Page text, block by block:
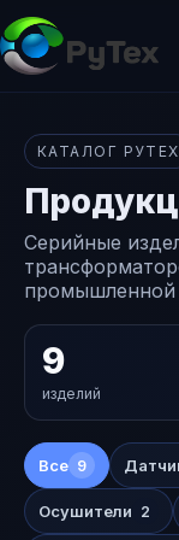
КАТАЛОГ РУТЕХ
Серийные
промышленной
9
изделий
Все 9
Осушители 2